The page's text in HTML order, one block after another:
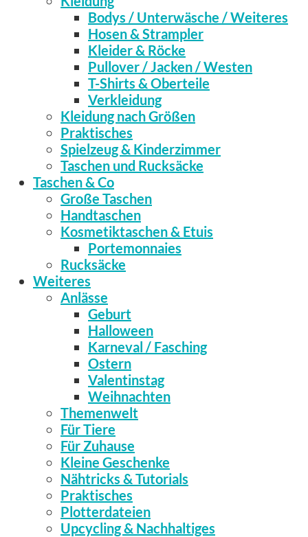
Bodys / Unterwäsche / Weiteres
Hosen & Strampler
Kleider & Röcke
Pullover / Jacken / Westen
T-Shirts & Oberteile
Verkleidung
Kleidung nach Größen
Praktisches
Spielzeug & Kinderzimmer
Taschen und Rucksäcke
Taschen & Co
Große Taschen
Handtaschen
Kosmetiktaschen & Etuis
Portemonnaies
Rucksäcke
Weiteres
Anlässe
Geburt
Halloween
Karneval / Fasching
Ostern
Valentinstag
Weihnachten
Themenwelt
Für Tiere
Für Zuhause
Kleine Geschenke
Nähtricks & Tutorials
Praktisches
Plotterdateien
Upcycling & Nachhaltiges